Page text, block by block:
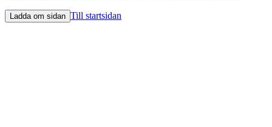
Ladda om sidan Till startsidan